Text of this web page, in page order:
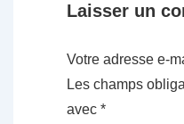
Laisser un
Votre adresse e-
Les champs
avec *